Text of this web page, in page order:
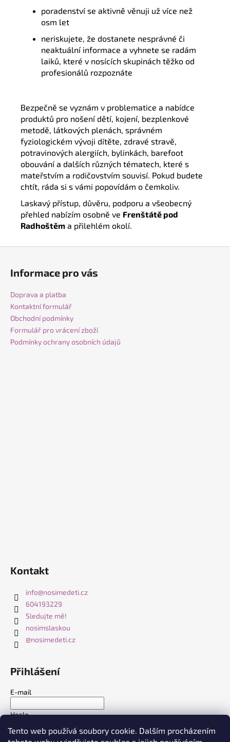
Tento web používá soubory cookie. Dalším procházením
poradenství se aktivně věnuji už více než
osm let
neriskujete, že dostanete nesprávné či
neaktuální informace a vyhnete se radám
laiků, které v nosících skupinách těžko od
profesionálů rozpoznáte
Bezpečně se vyznám v problematice a nabídce
produktů pro nošení dětí, kojení, bezplenkové
metodě, látkových plenách, správném
fyziologickém vývoji dítěte, zdravé stravě,
potravinových alergiích, bylinkách, barefoot
obouvání a dalších různých tématech, které s
mateřstvím a rodičovstvím souvisí. Pokud budete
chtít, ráda si s vámi popovídám o čemkoliv.
Laskavý přístup, důvěru, podporu a všeobecný
přehled nabízím osobně ve Frenštátě pod
Radhoštěm a přilehlém okolí.
Informace pro vás
Doprava a platba
Kontaktní formulář
Obchodní podmínky
Formulář pro vrácení zboží
Podmínky ochrany osobních údajů
Kontakt
info@nosimedeti.cz
604193229
Sledujte mě!
nosimslaskou
@nosimedeti.cz
Přihlášení
E-mail
Heslo